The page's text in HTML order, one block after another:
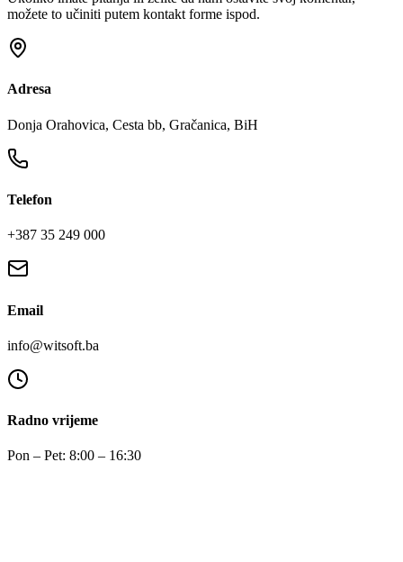
možete to učiniti putem kontakt forme ispod.
Adresa
Donja Orahovica, Cesta bb, Gračanica, BiH
Telefon
+387 35 249 000
Email
info@witsoft.ba
Radno vrijeme
Pon – Pet: 8:00 – 16:30